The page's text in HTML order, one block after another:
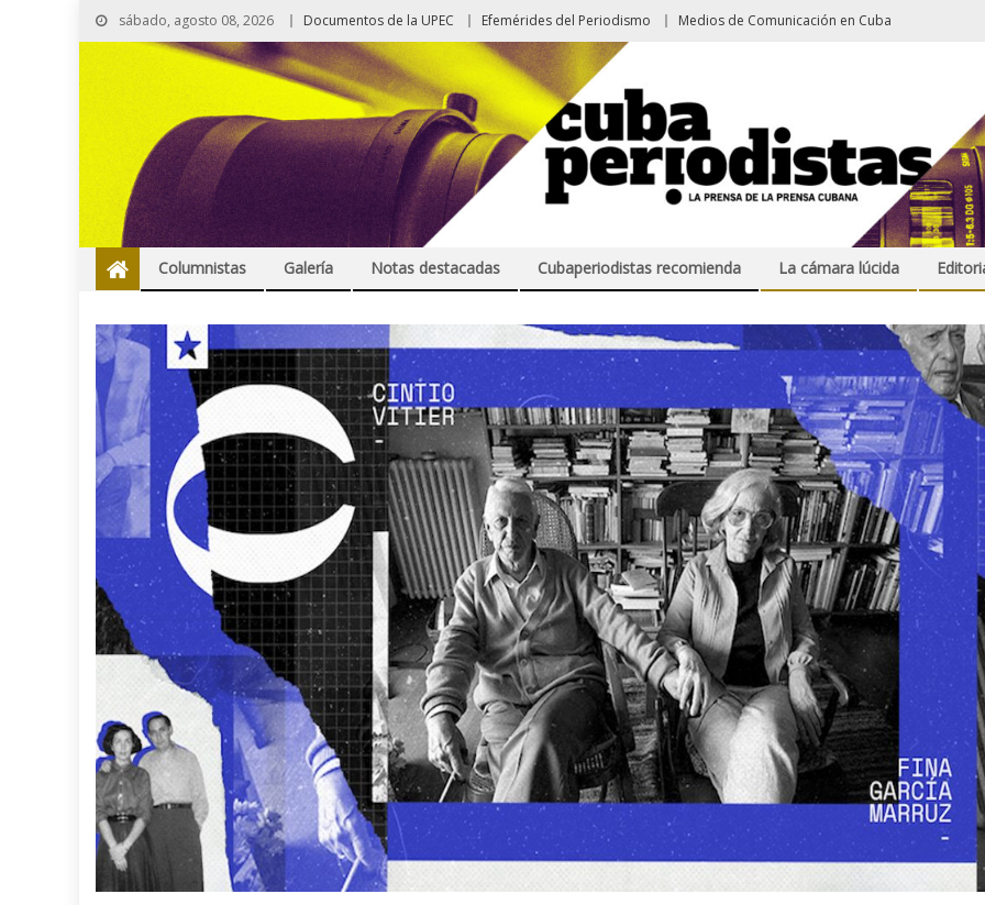
sábado, agosto 08, 2026 Documentos de la UPEC Efemérides del Periodismo Medios de Comunicación en Cuba
Columnistas Galería Notas destacadas Cubaperiodistas recomienda La cámara lúcida